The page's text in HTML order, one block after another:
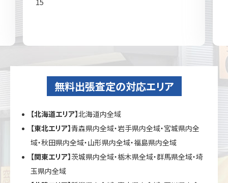
無料出張査定の対応エリア
【北海道エリア】北海道内全域
【東北エリア】青森県内全域・岩手県内全域・宮城県内全
域・秋田県内全域・山形県内全域・福島県内全域
【関東エリア】茨城県内全域・栃木県全域・群馬県全域・埼
玉県内全域